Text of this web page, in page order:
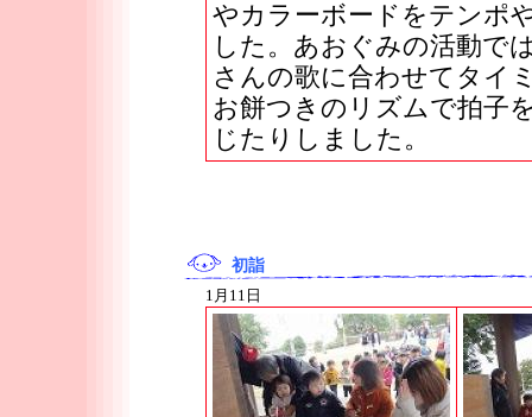
やカラーボードをテンポ
した。あおぐみの活動で
さんの歌に合わせてタイ
お餅つきのリズムで拍子
じたりしました。
初詣
1月11日